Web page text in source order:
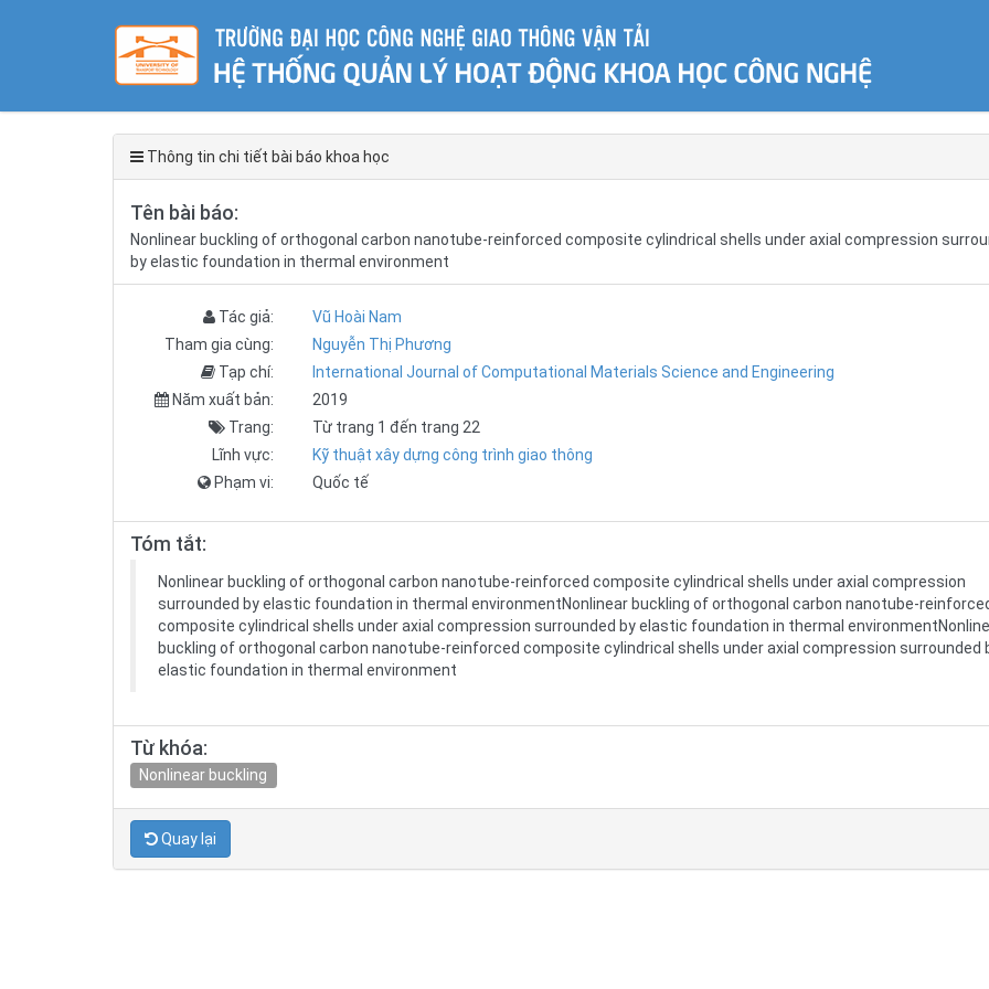
Thông tin chi tiết bài báo khoa học
Tên bài báo:
Nonlinear buckling of orthogonal carbon nanotube-reinforced composite cylindrical shells under axial compression
by elastic foundation in thermal environment
Tác giả:
Vũ Hoài Nam
Tham gia cùng:
Nguyễn Thị Phương
Tạp chí:
International Journal of Computational Materials Science and Engineering
Năm xuất bản:
2019
Trang:
Từ trang 1 đến trang 22
Lĩnh vực:
Kỹ thuật xây dựng công trình giao thông
Phạm vi:
Quốc tế
Tóm tắt:
Nonlinear buckling of orthogonal carbon nanotube-reinforced composite cylindrical shells under axial compression
surrounded by elastic foundation in thermal environmentNonlinear buckling of orthogonal carbon nanotube-
composite cylindrical shells under axial compression surrounded by elastic foundation in thermal
buckling of orthogonal carbon nanotube-reinforced composite cylindrical shells under axial compression surrounded
elastic foundation in thermal environment
Từ khóa:
Nonlinear buckling
Quay lại